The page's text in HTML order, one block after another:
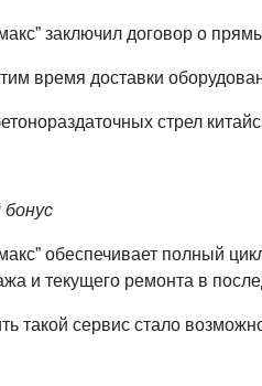
заключил договор о
время доставки
стрел
обеспечивает полный
и текущего ремонта в
такой сервис стало